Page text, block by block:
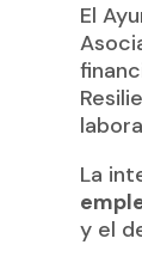
El
La
y el